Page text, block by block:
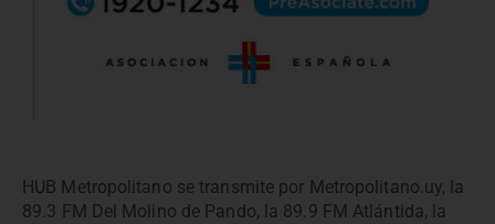
HUB Metropolitano se transmite por Metropolitano.uy, la
89.3 FM Del Molino de Pando, la 89.9 FM Atlántida, la